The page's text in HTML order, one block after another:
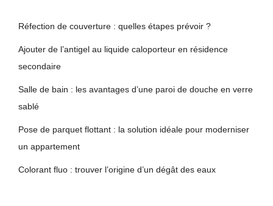
Réfection de couverture : quelles étapes prévoir ?
Ajouter de l’antigel au liquide caloporteur en résidence
secondaire
Salle de bain : les avantages d’une paroi de douche en verre
sablé
Pose de parquet flottant : la solution idéale pour moderniser
un appartement
Colorant fluo : trouver l’origine d’un dégât des eaux